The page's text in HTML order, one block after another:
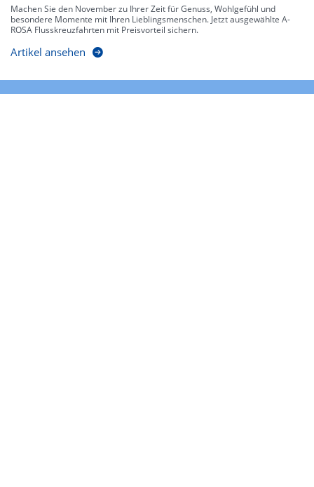
Machen Sie den November zu Ihrer Zeit für Genuss, Wohlgefühl und
besondere Momente mit Ihren Lieblingsmenschen. Jetzt ausgewählte A-
ROSA Flusskreuzfahrten mit Preisvorteil sichern.
Artikel ansehen